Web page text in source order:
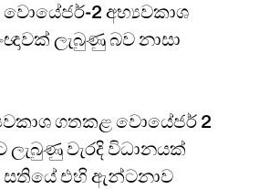
2 අභ්‍යවකාශ
ලැබුණු බව නාසා
ගතකළ වොයේජර් 2
ලැබුණු වැරදි විධානයක්
එහි ඇන්ටනාව